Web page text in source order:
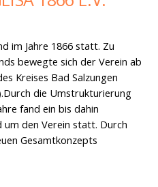
im Jahre 1866 statt. Zu
bewegte sich der Verein ab
Kreises Bad Salzungen
die Umstrukturierung
fand ein bis dahin
um den Verein statt. Durch
Gesamtkonzepts